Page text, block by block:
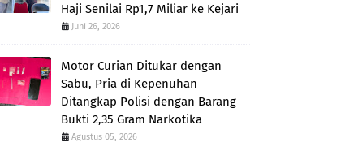
Haji Senilai Rp1,7 Miliar ke Kejari
Juni 26, 2026
Motor Curian Ditukar dengan
Sabu, Pria di Kepenuhan
Ditangkap Polisi dengan Barang
Bukti 2,35 Gram Narkotika
Agustus 05, 2026